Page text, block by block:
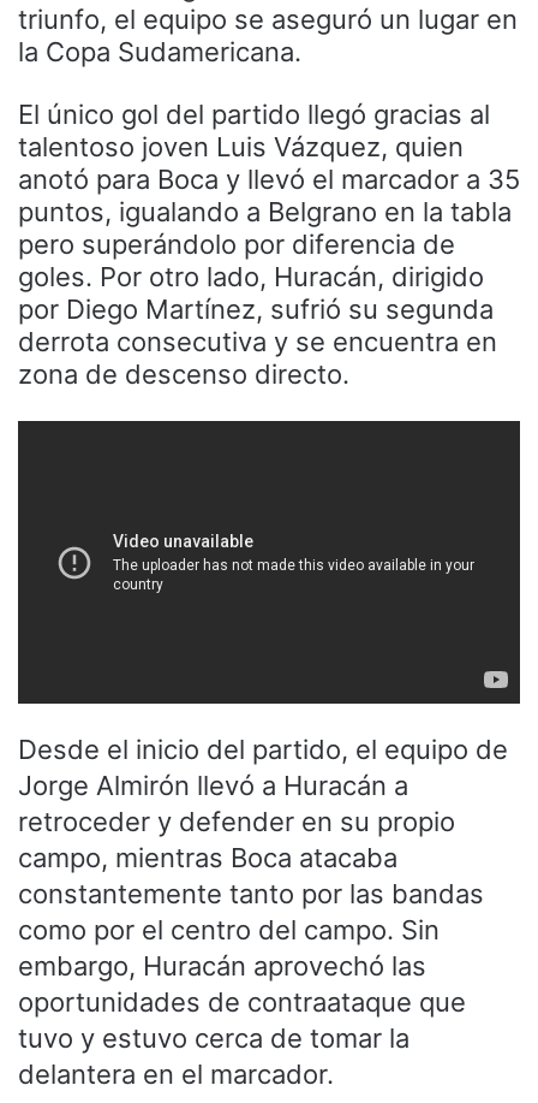
triunfo, el equipo se aseguró un lugar en
la Copa Sudamericana.
El único gol del partido llegó gracias al
talentoso joven Luis Vázquez, quien
anotó para Boca y llevó el marcador a 35
puntos, igualando a Belgrano en la tabla
pero superándolo por diferencia de
goles. Por otro lado, Huracán, dirigido
por Diego Martínez, sufrió su segunda
derrota consecutiva y se encuentra en
zona de descenso directo.
Desde el inicio del partido, el equipo de
Jorge Almirón llevó a Huracán a
retroceder y defender en su propio
campo, mientras Boca atacaba
constantemente tanto por las bandas
como por el centro del campo. Sin
embargo, Huracán aprovechó las
oportunidades de contraataque que
tuvo y estuvo cerca de tomar la
delantera en el marcador.